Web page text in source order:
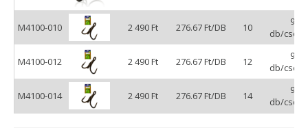
csomómentes csalizáshoz nélkülözhetetlen.
Az egyik leggyakrabban alkalmazott
szakállforma, melynek mérete függ a horog
formájától, méretétől és a felhasználás
módjától is. Méretéről elmondható, hogy
garantálja a tökéletes akadást és az optimális
haltartás, miközben biztosítja a lehető
legkíméletesebb horogszabadítást.
M4100-010 2 490 Ft 276.67 Ft/DB 10
9
db/
M4100-012 2 490 Ft 276.67 Ft/DB 12
9
db/
M4100-014 2 490 Ft 276.67 Ft/DB 14
9
db/